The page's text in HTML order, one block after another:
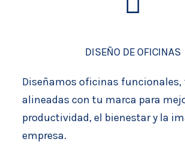
DISEÑO DE OFICINAS
Diseñamos oficinas funcionales,
alineadas con tu marca para
productividad, el bienestar y la
empresa.